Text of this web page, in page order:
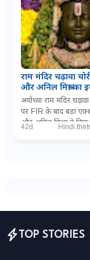
राम मंदिर चढ़ावा
और अनिल मिश्रा का
अयोध्या राम मंदिर
पर FIR के बाद बड़ा
और अनिल मिश्रा ने दिया
42d
TOP STORIES